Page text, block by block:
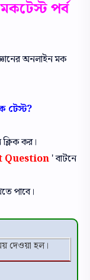
পর্ব
অনলাইন মক
টেস্ট?
ক্লিক কর।
Question ' বাটনে
পাবে।
দেওয়া হল।